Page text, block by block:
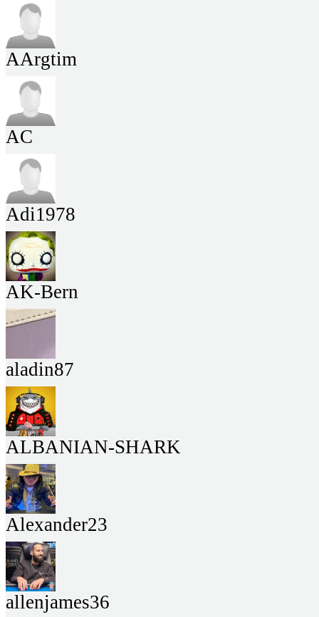
AArgtim
AC
Adi1978
AK-Bern
aladin87
ALBANIAN-SHARK
Alexander23
allenjames36